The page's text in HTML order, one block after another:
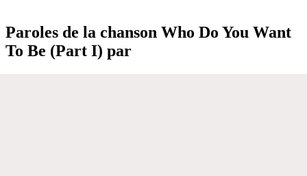
Paroles de la chanson Who Do You Want
To Be (Part I) par